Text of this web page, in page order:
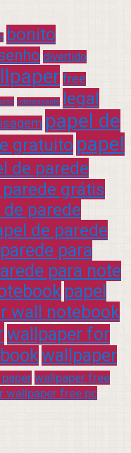
bonito
divertido
free
interessante legal
papel de
gratuito papel
de parede
grátis
de parede
de parede
para
para note
papel
wall notebook
wallpaper for
wallpaper
wallpaper free
wallpaper free pc